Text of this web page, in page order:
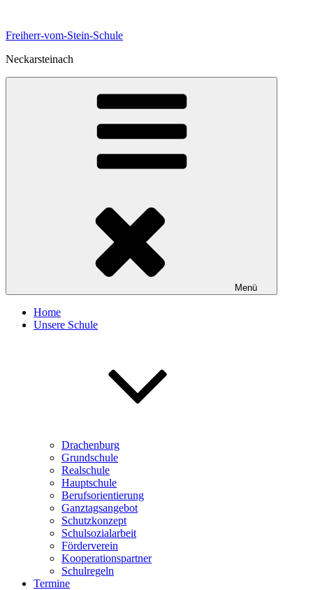
springen
Freiherr-vom-Stein-Schule
Neckarsteinach
Menü
Home
Unsere Schule
Drachenburg
Grundschule
Realschule
Hauptschule
Berufsorientierung
Ganztagsangebot
Schutzkonzept
Schulsozialarbeit
Förderverein
Kooperationspartner
Schulregeln
Termine